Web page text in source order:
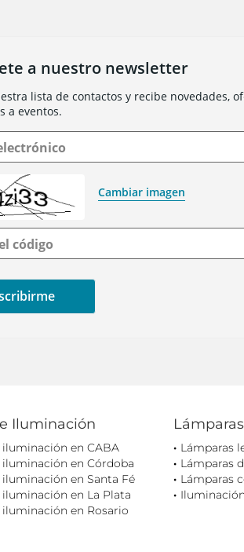
a nuestro newsletter
lista de contactos y recibe novedades,
a eventos.
Cambiar imagen
código
Iluminación
iluminación en CABA
iluminación en Córdoba
iluminación en Santa Fé
iluminación en La Plata
iluminación en Rosario
Lámparas
Lámparas
Lámparas
Lámparas